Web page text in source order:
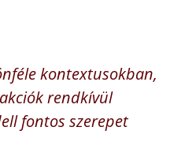
kontextusokban,
rendkívül
fontos szerepet